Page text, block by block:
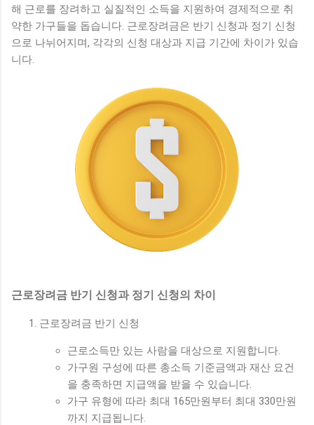
해 근로를 장려하고 실질적인 소득을 지원하여 경제적으로 취
약한 가구들을 돕습니다. 근로장려금은 반기 신청과 정기 신청
으로 나뉘어지며, 각각의 신청 대상과 지급 기간에 차이가 있습
니다.
근로장려금 반기 신청과 정기 신청의 차이
근로장려금 반기 신청
근로소득만 있는 사람을 대상으로 지원합니다.
가구원 구성에 따른 총소득 기준금액과 재산 요건
을 충족하면 지급액을 받을 수 있습니다.
가구 유형에 따라 최대 165만원부터 최대 330만원
까지 지급됩니다.